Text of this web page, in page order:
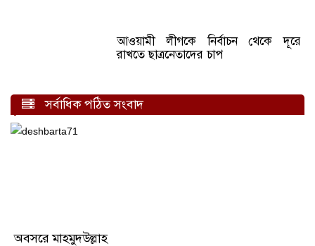
আওয়ামী লীগকে নির্বাচন থেকে দূরে
রাখতে ছাত্রনেতাদের চাপ
সর্বাধিক পঠিত সংবাদ
অবসরে মাহমুদউল্লাহ